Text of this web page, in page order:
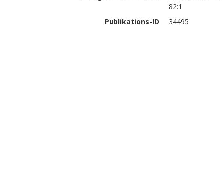
82:1
Publikations-ID
34495